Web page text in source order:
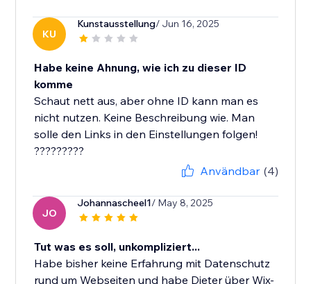
KU
Kunstausstellung/ Jun 16, 2025
Habe keine Ahnung, wie ich zu dieser ID
komme
Schaut nett aus, aber ohne ID kann man es
nicht nutzen. Keine Beschreibung wie. Man
solle den Links in den Einstellungen folgen!
?????????
Användbar (4)
JO
Johannascheel1/ May 8, 2025
Tut was es soll, unkompliziert...
Habe bisher keine Erfahrung mit Datenschutz
rund um Webseiten und habe Dieter über Wix-